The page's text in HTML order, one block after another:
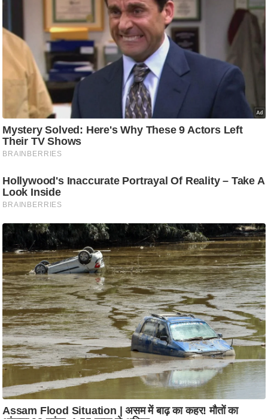
श
न
घ
नु
स्खे
प
ट
न
ल
फि
ट
ने
स
मं
त्रा
रि
ले
न
शि